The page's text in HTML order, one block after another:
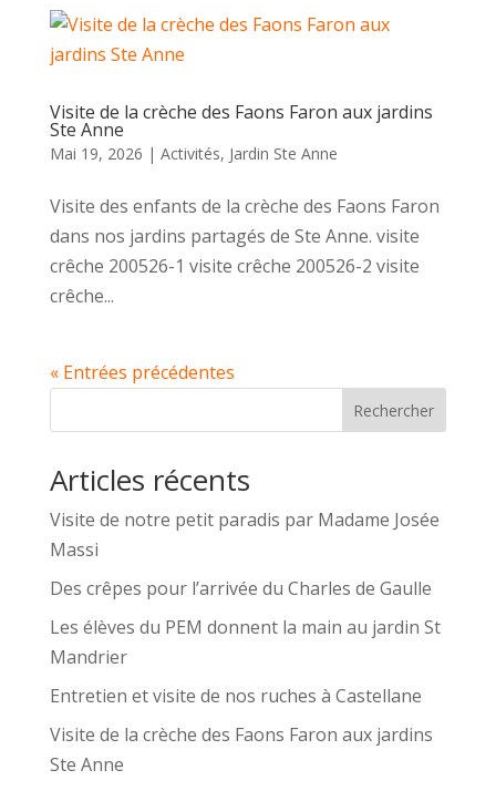
Visite de la crèche des Faons Faron aux jardins
Ste Anne
Mai 19, 2026 | Activités, Jardin Ste Anne
Visite des enfants de la crèche des Faons Faron
dans nos jardins partagés de Ste Anne. visite
crêche 200526-1 visite crêche 200526-2 visite
crêche...
« Entrées précédentes
Rechercher
Articles récents
Visite de notre petit paradis par Madame Josée
Massi
Des crêpes pour l’arrivée du Charles de Gaulle
Les élèves du PEM donnent la main au jardin St
Mandrier
Entretien et visite de nos ruches à Castellane
Visite de la crèche des Faons Faron aux jardins
Ste Anne